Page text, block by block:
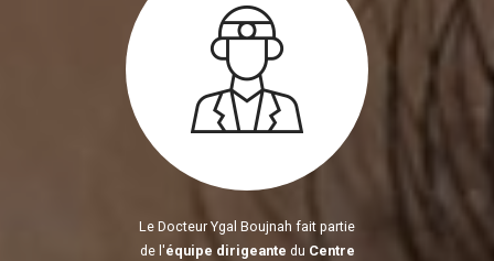
Le Docteur Ygal Boujnah fait partie
de l'équipe dirigeante du Centre